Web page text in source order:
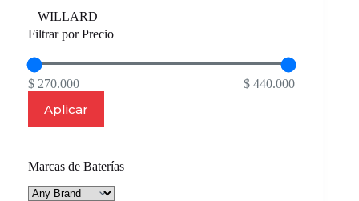
Marca
WILLARD
Filtrar por Precio
$ 270.000 $ 440.000
Aplicar
Marcas de Baterías